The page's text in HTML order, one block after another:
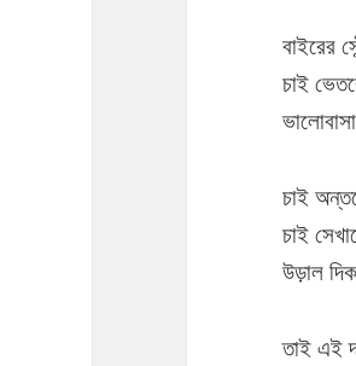
বাইরের
চাই
চাই
চাই
উড়াল
তাই এই